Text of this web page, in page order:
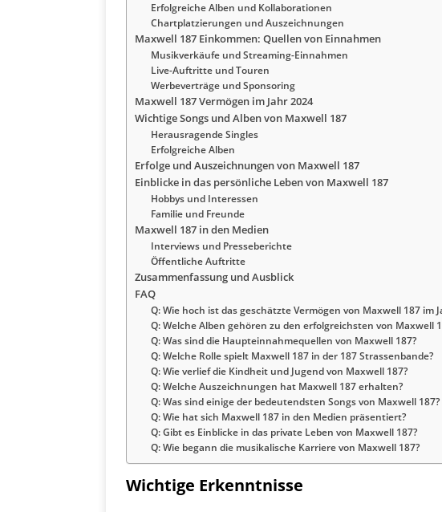
Erfolgreiche Alben und Kollaborationen
Chartplatzierungen und Auszeichnungen
Maxwell 187 Einkommen: Quellen von Einnahmen
Musikverkäufe und Streaming-Einnahmen
Live-Auftritte und Touren
Werbeverträge und Sponsoring
Maxwell 187 Vermögen im Jahr 2024
Wichtige Songs und Alben von Maxwell 187
Herausragende Singles
Erfolgreiche Alben
Erfolge und Auszeichnungen von Maxwell 187
Einblicke in das persönliche Leben von Maxwell 187
Hobbys und Interessen
Familie und Freunde
Maxwell 187 in den Medien
Interviews und Presseberichte
Öffentliche Auftritte
Zusammenfassung und Ausblick
FAQ
Q: Wie hoch ist das geschätzte Vermögen von Maxwell 187 im
Q: Welche Alben gehören zu den erfolgreichsten von Maxwell
Q: Was sind die Haupteinnahmequellen von Maxwell 187?
Q: Welche Rolle spielt Maxwell 187 in der 187 Strassenbande?
Q: Wie verlief die Kindheit und Jugend von Maxwell 187?
Q: Welche Auszeichnungen hat Maxwell 187 erhalten?
Q: Was sind einige der bedeutendsten Songs von Maxwell 187?
Q: Wie hat sich Maxwell 187 in den Medien präsentiert?
Q: Gibt es Einblicke in das private Leben von Maxwell 187?
Q: Wie begann die musikalische Karriere von Maxwell 187?
Wichtige Erkenntnisse